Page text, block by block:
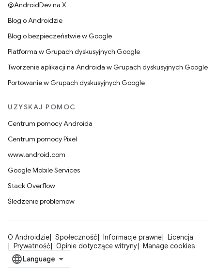
@AndroidDev na X
Blog o Androidzie
Blog o bezpieczeństwie w Google
Platforma w Grupach dyskusyjnych Google
Tworzenie aplikacji na Androida w Grupach dyskusyjnych Google
Portowanie w Grupach dyskusyjnych Google
UZYSKAJ POMOC
Centrum pomocy Androida
Centrum pomocy Pixel
www.android.com
Google Mobile Services
Stack Overflow
Śledzenie problemów
O Androidzie Społeczność Informacje prawne
Licencja
Prywatność
Opinie dotyczące witryny Manage cookies